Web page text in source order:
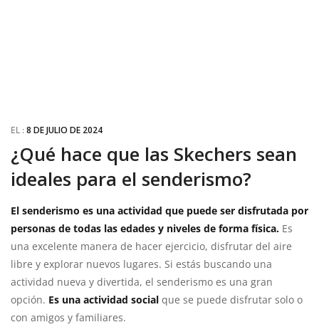
EL :8 DE JULIO DE 2024
¿Qué hace que las Skechers sean
ideales para el senderismo?
El senderismo es una actividad que puede ser disfrutada por
personas de todas las edades y niveles de forma física. Es
una excelente manera de hacer ejercicio, disfrutar del aire
libre y explorar nuevos lugares. Si estás buscando una
actividad nueva y divertida, el senderismo es una gran
opción. Es una actividad social que se puede disfrutar solo o
con amigos y familiares.